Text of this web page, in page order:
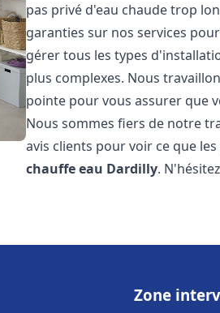
pas privé d'eau chaude trop
garanties sur nos services
gérer tous les types
plus complexes. Nous
pointe pour vous assurer que
Nous sommes fiers de notre
avis clients pour voir ce que
chauffe eau Dardilly.
Zone